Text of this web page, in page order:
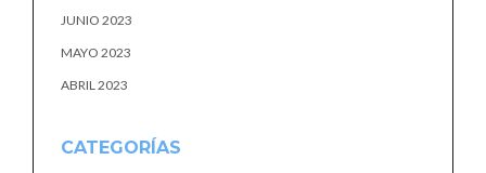
JUNIO 2023
MAYO 2023
ABRIL 2023
CATEGORÍAS